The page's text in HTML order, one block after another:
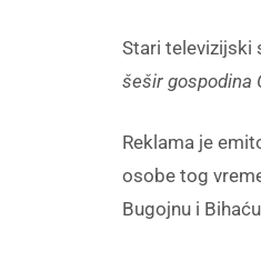
Stari televizijski
šešir gospodina
Reklama je
osobe tog
Bugojnu i